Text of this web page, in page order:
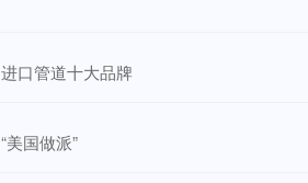
口管道十大品牌
美国做派”